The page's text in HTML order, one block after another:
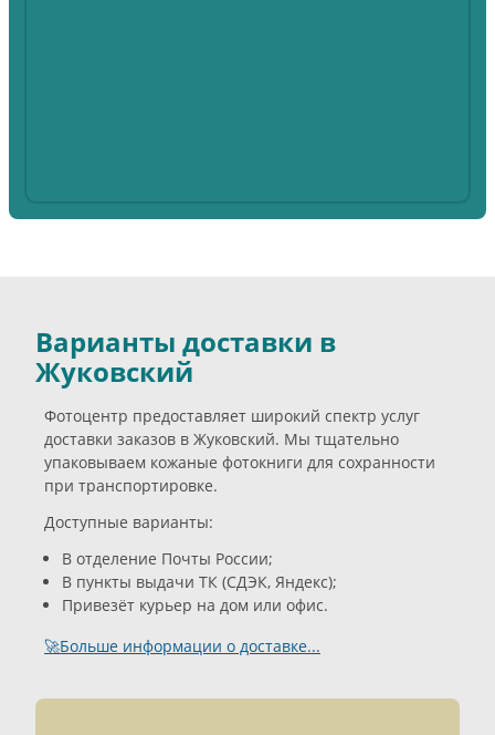
Варианты доставки в
Жуковский
Фотоцентр предоставляет широкий спектр услуг
доставки заказов в Жуковский. Мы тщательно
упаковываем кожаные фотокниги для сохранности
при транспортировке.
Доступные варианты:
В отделение Почты России;
В пункты выдачи ТК (СДЭК, Яндекс);
Привезёт курьер на дом или офис.
🚀Больше информации о доставке...